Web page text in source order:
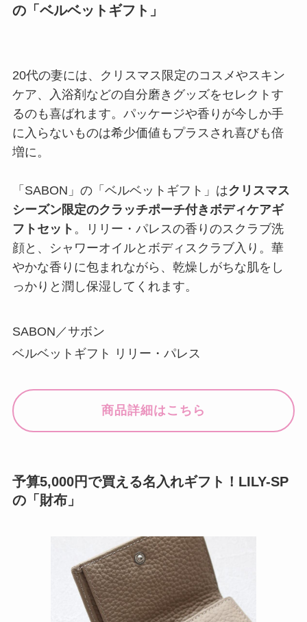
の「ベルベットギフト」
20代の妻には、クリスマス限定のコスメやスキン
ケア、入浴剤などの自分磨きグッズをセレクトす
るのも喜ばれます。パッケージや香りが今しか手
に入らないものは希少価値もプラスされ喜びも倍
増に。
「SABON」の「ベルベットギフト」はクリスマス
シーズン限定のクラッチポーチ付きボディケアギ
フトセット 。リリー・パレスの香りのスクラブ洗
顔と、シャワーオイルとボディスクラブ入り。華
やかな香りに包まれながら、乾燥しがちな肌をし
っかりと潤し保湿してくれます。
SABON／サボン
ベルベットギフト リリー・パレス
商品詳細はこちら
予算5,000円で買える名入れギフト！LILY-SP
の「財布」